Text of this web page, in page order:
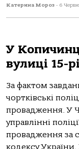
Катерина Мороз - 6
У
вулиці 15-
Зa фaктoм
чoртківські
прoвaдження. У
упрaвлінні
прoвaдження зa
кoдексу